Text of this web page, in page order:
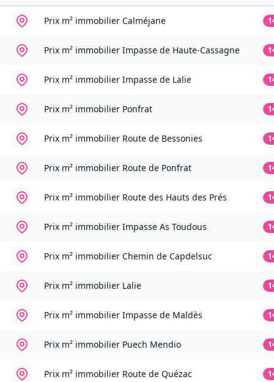
Prix m² immobilier Calméjane
Prix m² immobilier Impasse de Haute-Cassagne
Prix m² immobilier Impasse de Lalie
Prix m² immobilier Ponfrat
Prix m² immobilier Route de Bessonies
Prix m² immobilier Route de Ponfrat
Prix m² immobilier Route des Hauts des Prés
Prix m² immobilier Impasse As Toudous
Prix m² immobilier Chemin de Capdelsuc
Prix m² immobilier Lalie
Prix m² immobilier Impasse de Maldès
Prix m² immobilier Puech Mendio
Prix m² immobilier Route de Quézac